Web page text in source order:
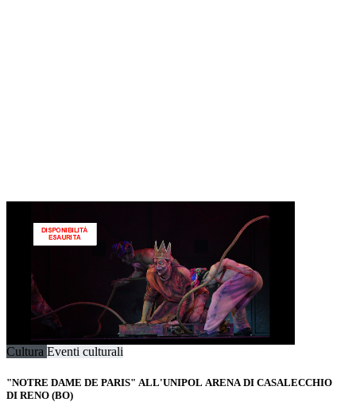
Cultura Eventi culturali
"NOTRE DAME DE PARIS" ALL'UNIPOL ARENA DI CASALECCHIO
DI RENO (BO)